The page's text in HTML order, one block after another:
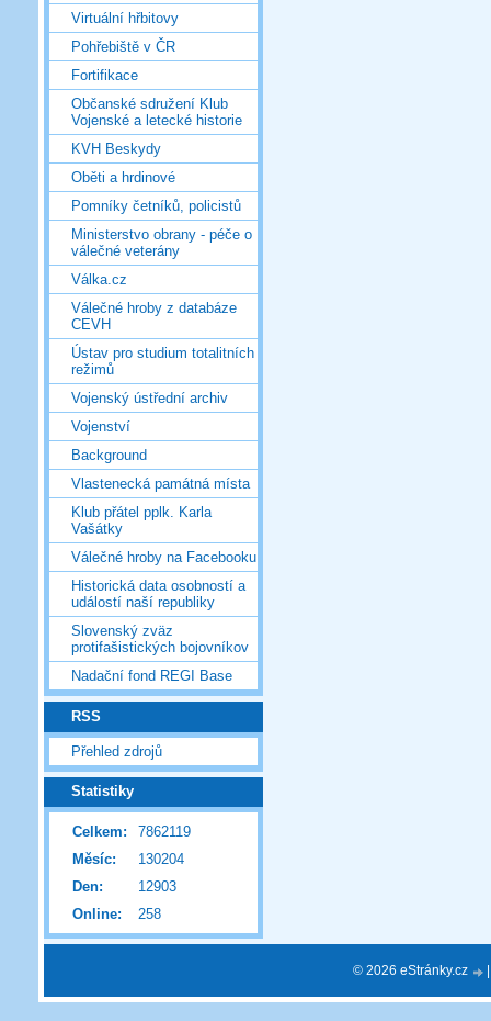
Virtuální hřbitovy
Pohřebiště v ČR
Fortifikace
Občanské sdružení Klub
Vojenské a letecké historie
KVH Beskydy
Oběti a hrdinové
Pomníky četníků, policistů
Ministerstvo obrany - péče o
válečné veterány
Válka.cz
Válečné hroby z databáze
CEVH
Ústav pro studium totalitních
režimů
Vojenský ústřední archiv
Vojenství
Background
Vlastenecká památná místa
Klub přátel pplk. Karla
Vašátky
Válečné hroby na Facebooku
Historická data osobností a
událostí naší republiky
Slovenský zväz
protifašistických bojovníkov
Nadační fond REGI Base
RSS
Přehled zdrojů
Statistiky
Online: 258
Celkem:
7862119
Měsíc:
130204
Den:
12903
© 2026 eStránky.cz